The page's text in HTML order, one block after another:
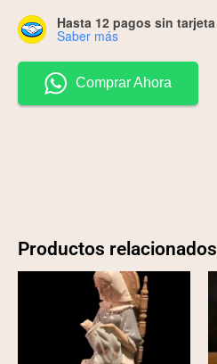
Hasta 12 pagos sin tarjeta
Saber más
Comprar Ahora
Productos relacionados